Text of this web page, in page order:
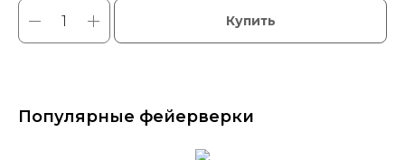
Купить
Популярные фейерверки